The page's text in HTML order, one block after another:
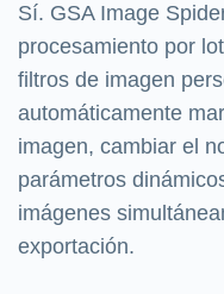
Sí. GSA Image
procesamiento por
filtros de imagen
automáticamente
imagen, cambiar el
parámetros
imágenes
exportación.